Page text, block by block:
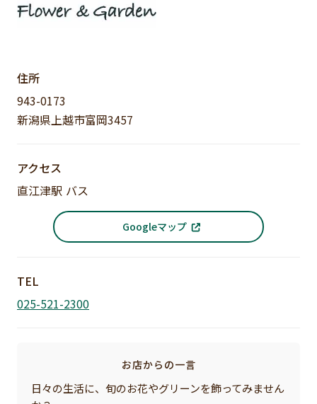
住所
943-0173
新潟県上越市富岡3457
アクセス
直江津駅 バス
Googleマップ
TEL
025-521-2300
お店からの一言
日々の生活に、旬のお花やグリーンを飾ってみません